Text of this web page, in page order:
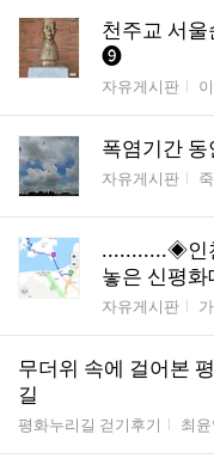
천주교 서
❾
게시판명
자유게시판
폭염기간 동
게시판명
자유게시판
...........◈인
놓은 신평화
게시판명
자유게시판
무더위 속에 걸어본
길
게시판명
평화누리길 걷기후기 작성
최